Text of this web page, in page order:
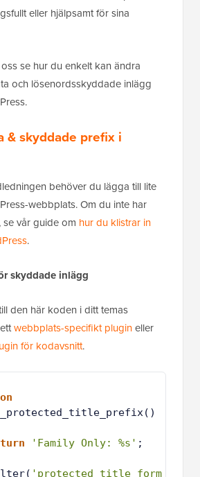
eller hjälpsamt för sina
se hur du enkelt kan ändra
och lösenordsskyddade inlägg
& skyddade prefix i
behöver du lägga till lite
webbplats. Om du inte har
vår guide om hur du klistrar in
.
skyddade inlägg
den här koden i ditt temas
webbplats-specifikt plugineller
för kodavsnitt.
'Family Only: %s' ;
'protected_title_form